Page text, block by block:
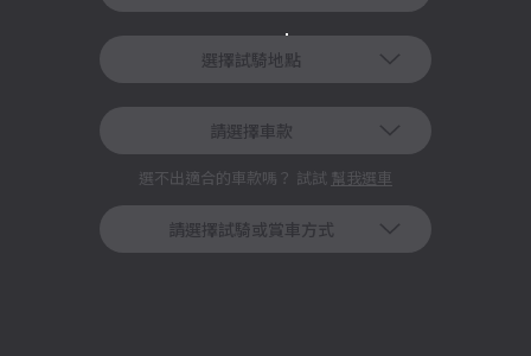
選擇試騎地點
請選擇車款
選不出適合的車款嗎？ 試試 幫我選車
請選擇試騎或賞車方式